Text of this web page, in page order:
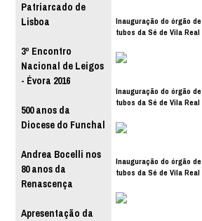
Patriarcado de
Lisboa
3º Encontro
Nacional de Leigos
- Évora 2016
500 anos da
Diocese do Funchal
Andrea Bocelli nos
80 anos da
Renascença
Apresentação da
Inauguração do órgão de
tubos da Sé de Vila Real
Inauguração do órgão de
tubos da Sé de Vila Real
Inauguração do órgão de
tubos da Sé de Vila Real